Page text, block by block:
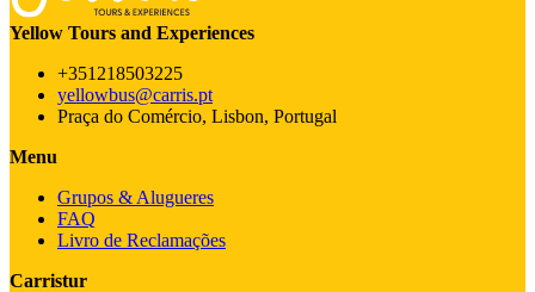
Yellow Tours and Experiences
+351218503225
yellowbus@carris.pt
Praça do Comércio, Lisbon, Portugal
Menu
Grupos & Alugueres
FAQ
Livro de Reclamações
Carristur